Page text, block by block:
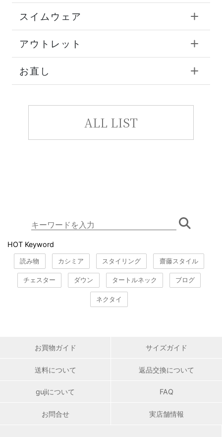
スイムウェア
アウトレット
お直し
ALL LIST
HOT Keyword
読み物 カシミア スタイリング 齋藤スタイル
チェスター ダウン タートルネック ブログ
ネクタイ
お買物ガイド サイズガイド
送料について 返品交換について
gujiについて FAQ
お問合せ 実店舗情報